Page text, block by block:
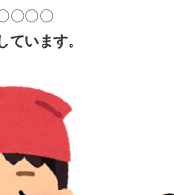
〇〇〇
ています。